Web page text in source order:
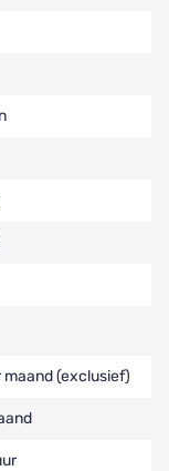
maand (exclusief)